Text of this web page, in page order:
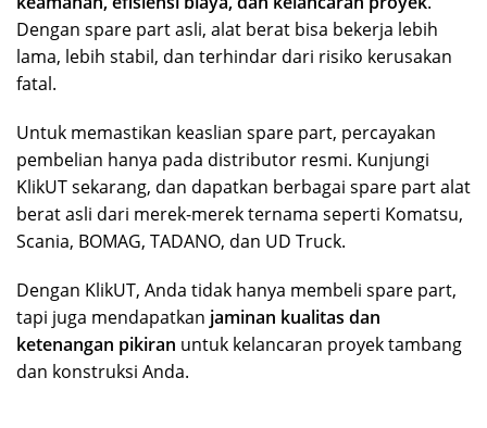
Dengan spare part asli, alat berat bisa bekerja lebih
lama, lebih stabil, dan terhindar dari risiko kerusakan
fatal.
Untuk memastikan keaslian spare part, percayakan
pembelian hanya pada distributor resmi. Kunjungi
KlikUT sekarang, dan dapatkan berbagai spare part alat
berat asli dari merek-merek ternama seperti Komatsu,
Scania, BOMAG, TADANO, dan UD Truck.
Dengan KlikUT, Anda tidak hanya membeli spare part,
tapi juga mendapatkan jaminan kualitas dan
ketenangan pikiran untuk kelancaran proyek tambang
dan konstruksi Anda.